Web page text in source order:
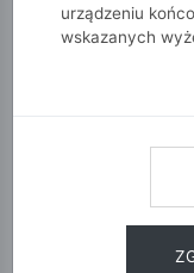
urządzeniu
wskazanych